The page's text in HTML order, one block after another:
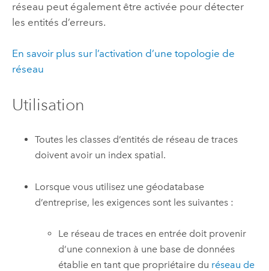
réseau peut également être activée pour détecter
les entités d’erreurs.
En savoir plus sur l’activation d’une topologie de
réseau
Utilisation
Toutes les classes d’entités de réseau de traces
doivent avoir un index spatial.
Lorsque vous utilisez une géodatabase
d’entreprise, les exigences sont les suivantes :
Le réseau de traces en entrée doit provenir
d’une connexion à une base de données
établie en tant que propriétaire du réseau de